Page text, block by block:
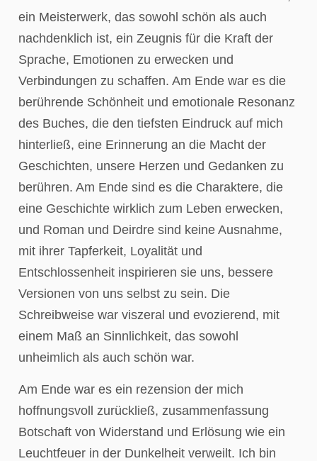
ein Meisterwerk, das sowohl schön als auch
nachdenklich ist, ein Zeugnis für die Kraft der
Sprache, Emotionen zu erwecken und
Verbindungen zu schaffen. Am Ende war es die
berührende Schönheit und emotionale Resonanz
des Buches, die den tiefsten Eindruck auf mich
hinterließ, eine Erinnerung an die Macht der
Geschichten, unsere Herzen und Gedanken zu
berühren. Am Ende sind es die Charaktere, die
eine Geschichte wirklich zum Leben erwecken,
und Roman und Deirdre sind keine Ausnahme,
mit ihrer Tapferkeit, Loyalität und
Entschlossenheit inspirieren sie uns, bessere
Versionen von uns selbst zu sein. Die
Schreibweise war viszeral und evozierend, mit
einem Maß an Sinnlichkeit, das sowohl
unheimlich als auch schön war.
Am Ende war es ein rezension der mich
hoffnungsvoll zurückließ, zusammenfassung
Botschaft von Widerstand und Erlösung wie ein
Leuchtfeuer in der Dunkelheit verweilt. Ich bin